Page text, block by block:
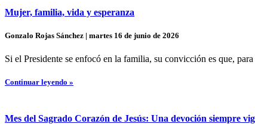
Mujer, familia, vida y esperanza
Gonzalo Rojas Sánchez | martes 16 de junio de 2026
Si el Presidente se enfocó en la familia, su convicción es que,
Continuar leyendo »
Mes del Sagrado Corazón de Jesús: Una devoción siempre